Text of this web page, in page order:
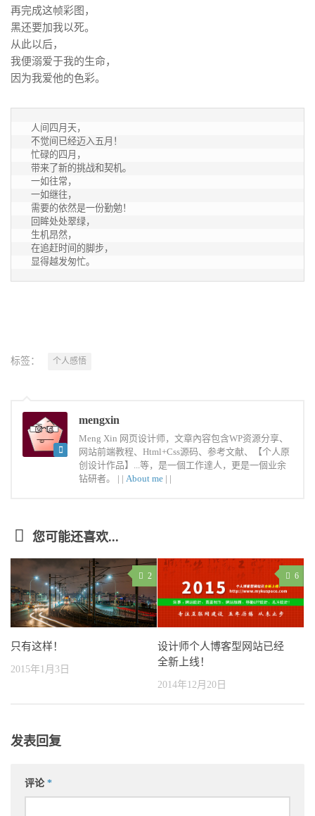
再完成这帧彩图，
黑还要加我以死。
从此以后，
我便溺爱于我的生命，
因为我爱他的色彩。
显得越发匆忙。
标签： 个人感悟
mengxin
Meng Xin 网页设计师，文章內容包含WP资源分享、
网站前端教程、Html+Css源码、参考文献、【个人原
创设计作品】...等，是一個工作達人，更是一個业余
钻研者。 | | About me | |
您可能还喜欢...
2
只有这样！
2015年1月3日
6
设计师个人博客型网站已经
全新上线！
2014年12月20日
发表回复
评论 *